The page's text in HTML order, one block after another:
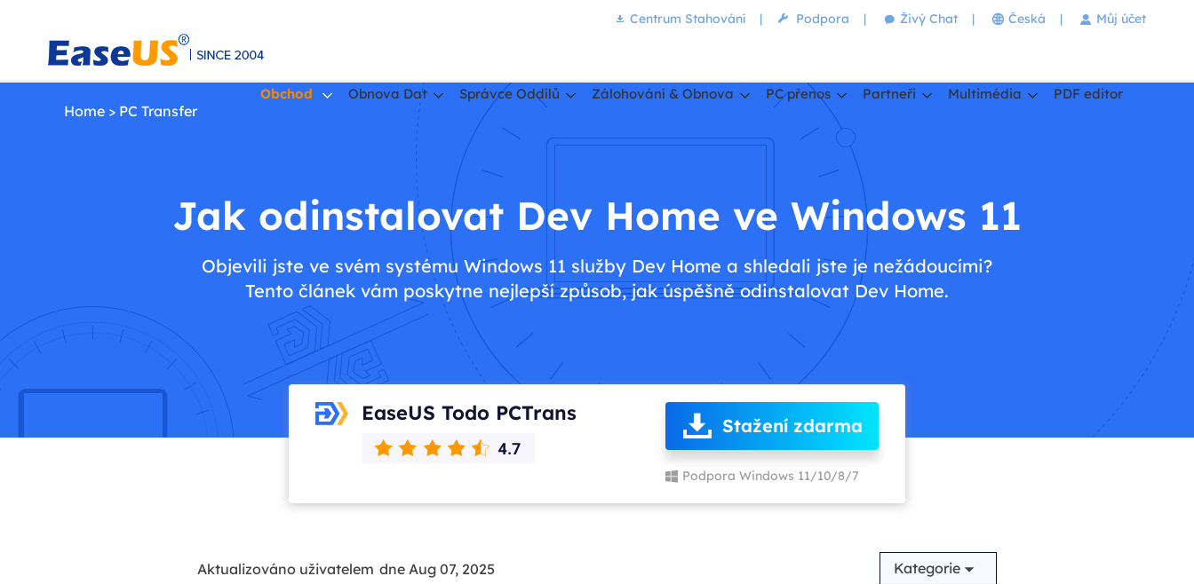
Centrum Stahování | Podpora | Živý Chat | Česká | Můj účet
Obchod Obnova Dat Správce Oddílů Zálohování & Obnova PC přenos Partneři Multimédia PDF editor
Home > PC Transfer
Jak odinstalovat Dev Home ve Windows 11
Objevili jste ve svém systému Windows 11 služby Dev Home a shledali jste je nežádoucími?
Tento článek vám poskytne nejlepší způsob, jak úspěšně odinstalovat Dev Home.
EaseUS Todo PCTrans
Stažení zdarma
Podpora Windows 11/10/8/7
Aktualizováno uživatelem dne Aug 07, 2025 Kategorie